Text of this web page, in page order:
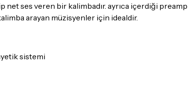
net ses veren bir kalimbadır. ayrıca içerdiği
arayan müzisyenler için idealdir.
sistemi